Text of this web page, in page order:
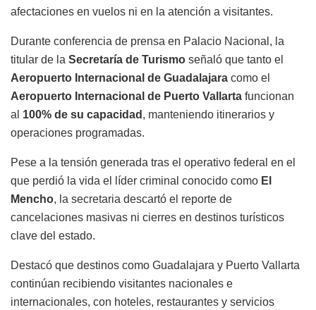
afectaciones en vuelos ni en la atención a visitantes.
Durante conferencia de prensa en Palacio Nacional, la
titular de la Secretaría de Turismo señaló que tanto el
Aeropuerto Internacional de Guadalajara como el
Aeropuerto Internacional de Puerto Vallarta funcionan
al 100% de su capacidad , manteniendo itinerarios y
operaciones programadas.
Pese a la tensión generada tras el operativo federal en el
que perdió la vida el líder criminal conocido como El
Mencho, la secretaria descartó el reporte de
cancelaciones masivas ni cierres en destinos turísticos
clave del estado.
Destacó que destinos como Guadalajara y Puerto Vallarta
continúan recibiendo visitantes nacionales e
internacionales, con hoteles, restaurantes y servicios